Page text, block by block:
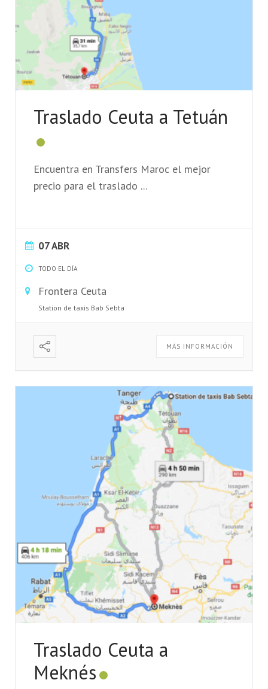
Traslado Ceuta a Tetuán
Encuentra en Transfers Maroc el mejor
precio para el traslado ...
07 ABR
TODO EL DÍA
Frontera Ceuta
Station de taxis Bab Sebta
MÁS INFORMACIÓN
Traslado Ceuta a
Meknés